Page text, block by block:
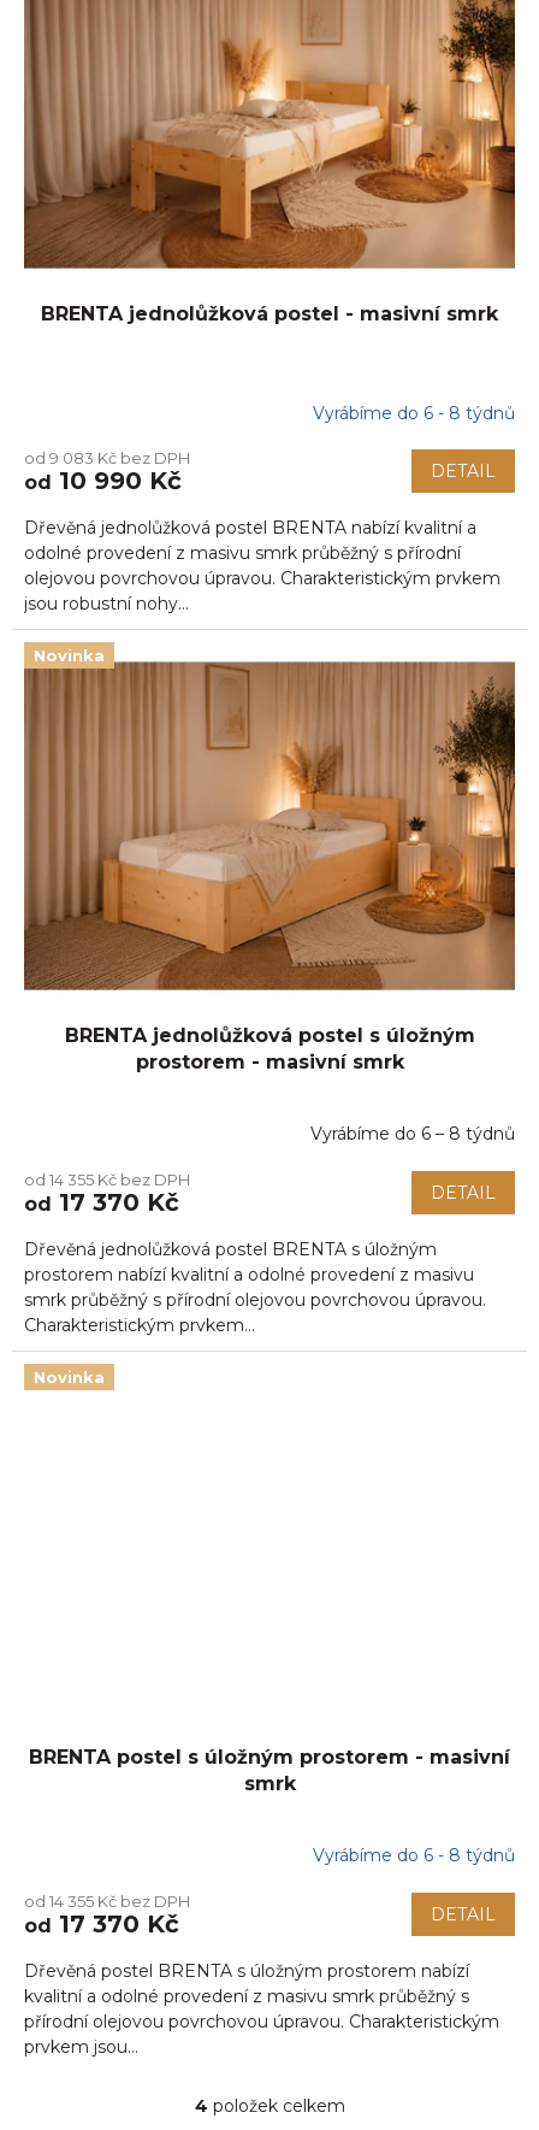
BRENTA jednolůžková postel - masivní smrk
Vyrábíme do 6 - 8 týdnů
od 9 083 Kč bez DPH
od 10 990 Kč DETAIL
Dřevěná jednolůžková postel BRENTA nabízí kvalitní a
odolné provedení z masivu smrk průběžný s přírodní
olejovou povrchovou úpravou. Charakteristickým prvkem
jsou robustní nohy...
Novinka
BRENTA jednolůžková postel s úložným
prostorem - masivní smrk
Vyrábíme do 6 – 8 týdnů
od 14 355 Kč bez DPH
od 17 370 Kč DETAIL
Dřevěná jednolůžková postel BRENTA s úložným
prostorem nabízí kvalitní a odolné provedení z masivu
smrk průběžný s přírodní olejovou povrchovou úpravou.
Charakteristickým prvkem...
Novinka
BRENTA postel s úložným prostorem - masivní
smrk
Vyrábíme do 6 - 8 týdnů
od 14 355 Kč bez DPH
od 17 370 Kč DETAIL
Dřevěná postel BRENTA s úložným prostorem nabízí
kvalitní a odolné provedení z masivu smrk průběžný s
přírodní olejovou povrchovou úpravou. Charakteristickým
prvkem jsou...
O
4 položek celkem